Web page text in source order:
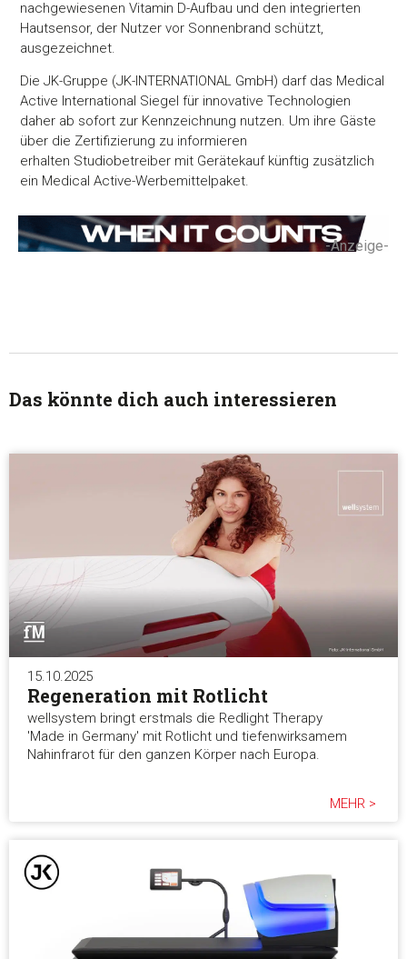
Diese Webseite verwendet Cookies
Wir verwenden Cookies, um Inhalte und Anzeigen zu
nachgewiesenen Vitamin D-Aufbau und den integrierten
Hautsensor, der Nutzer vor Sonnenbrand schützt,
ausgezeichnet.
Die JK-Gruppe (JK-INTERNATIONAL GmbH) darf das Medical
Active International Siegel für innovative Technologien
daher ab sofort zur Kennzeichnung nutzen. Um ihre Gäste
über die Zertifizierung zu informieren
erhalten Studiobetreiber mit Gerätekauf künftig zusätzlich
ein Medical Active-Werbemittelpaket.
-Anzeige-
Das könnte dich auch interessieren
15.10.2025
Regeneration mit Rotlicht
wellsystem bringt erstmals die Redlight Therapy
'Made in Germany' mit Rotlicht und tiefenwirksamem
Nahinfrarot für den ganzen Körper nach Europa.
MEHR >